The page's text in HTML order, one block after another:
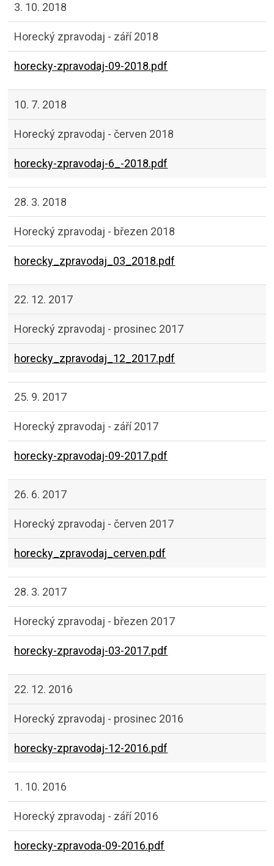
3. 10. 2018
Horecký zpravodaj - září 2018
horecky-zpravodaj-09-2018.pdf
10. 7. 2018
Horecký zpravodaj - červen 2018
horecky-zpravodaj-6_-2018.pdf
28. 3. 2018
Horecký zpravodaj - březen 2018
horecky_zpravodaj_03_2018.pdf
22. 12. 2017
Horecký zpravodaj - prosinec 2017
horecky_zpravodaj_12_2017.pdf
25. 9. 2017
Horecký zpravodaj - září 2017
horecky-zpravodaj-09-2017.pdf
26. 6. 2017
Horecký zpravodaj - červen 2017
horecky_zpravodaj_cerven.pdf
28. 3. 2017
Horecký zpravodaj - březen 2017
horecky-zpravodaj-03-2017.pdf
22. 12. 2016
Horecký zpravodaj - prosinec 2016
horecky-zpravodaj-12-2016.pdf
1. 10. 2016
Horecký zpravodaj - září 2016
horecky-zpravoda-09-2016.pdf